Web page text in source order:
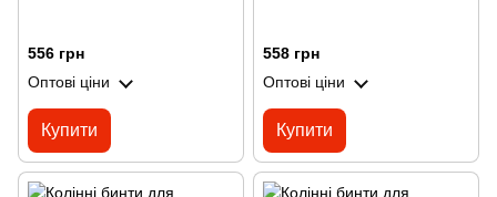
556 грн
Оптові ціни
Купити
558 грн
Оптові ціни
Купити